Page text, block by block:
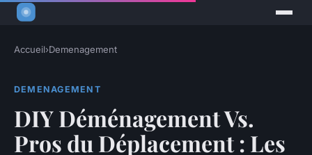
Accueil›Demenagement
DEMENAGEMENT
DIY Déménagement Vs.
Pros du Déplacement : Les